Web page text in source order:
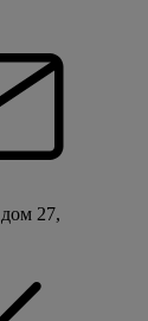
27,